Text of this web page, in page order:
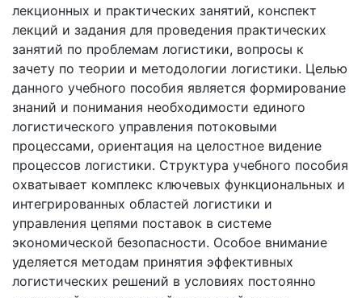
лекционных и практических занятий, конспект
лекций и задания для проведения практических
занятий по проблемам логистики, вопросы к
зачету по теории и методологии логистики. Целью
данного учебного пособия является формирование
знаний и понимания необходимости единого
логистического управления потоковыми
процессами, ориентация на целостное видение
процессов логистики. Структура учебного пособия
охватывает комплекс ключевых функциональных и
интегрированных областей логистики и
управления цепями поставок в системе
экономической безопасности. Особое внимание
уделяется методам принятия эффективных
логистических решений в условиях постоянно